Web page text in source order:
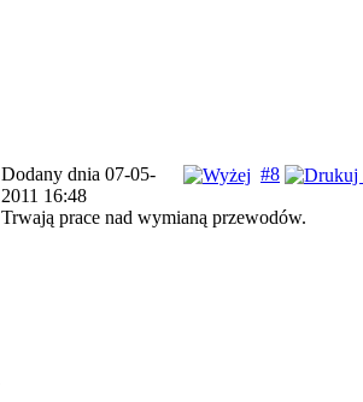
#8
Dodany dnia 07-05-
2011 16:48
Trwają prace nad wymianą przewodów.